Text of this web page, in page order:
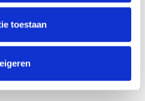
toestaan
om je te identificeren.
in
aan een cookie,
cookie in kwestie
terugvinden in de